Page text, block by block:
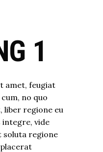
1
amet, feugiat
no quo
liber regione eu
integre, vide
soluta regione